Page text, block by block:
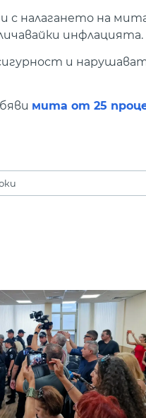
налагането на
инфлацията.
и
мита от 25